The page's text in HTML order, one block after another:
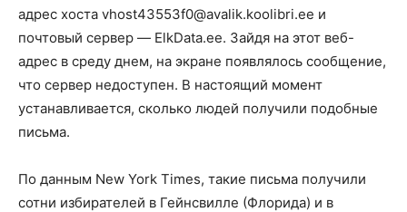
адрес хоста vhost43553f0@avalik.koolibri.ee и
почтовый сервер — ElkData.ee. Зайдя на этот веб-
адрес в среду днем, на экране появлялось сообщение,
что сервер недоступен. В настоящий момент
устанавливается, сколько людей получили подобные
письма.
По данным New York Times, такие письма получили
сотни избирателей в Гейнсвилле (Флорида) и в